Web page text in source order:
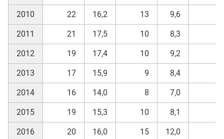
2010 22 16,2 13 9,6
2011 21 17,5 10 8,3
2012 19 17,4 10 9,2
2013 17 15,9 9 8,4
2014 16 14,0 8 7,0
2015 19 15,3 10 8,1
2016 20 16,0 15 12,0